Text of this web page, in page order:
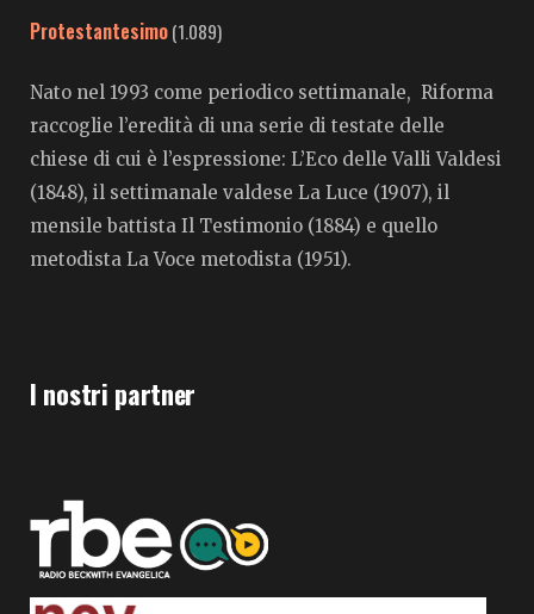
Protestantesimo(1.089)
Nato nel 1993 come periodico settimanale, Riforma
raccoglie l’eredità di una serie di testate delle
chiese di cui è l’espressione: L’Eco delle Valli Valdesi
(1848), il settimanale valdese La Luce (1907), il
mensile battista Il Testimonio (1884) e quello
metodista La Voce metodista (1951).
I nostri partner